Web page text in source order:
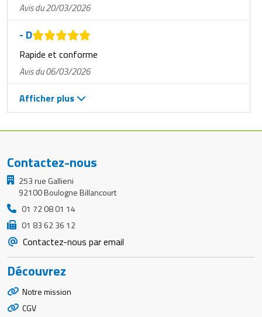
Avis du 20/03/2026
- D
Rapide et conforme
Avis du 06/03/2026
Afficher plus
Contactez-nous
253 rue Gallieni
92100 Boulogne Billancourt
01 72 08 01 14
01 83 62 36 12
Contactez-nous par email
Découvrez
Notre mission
CGV